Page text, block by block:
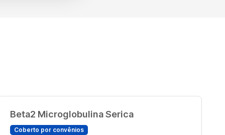
Beta2 Microglobulina Serica
Coberto por convênios